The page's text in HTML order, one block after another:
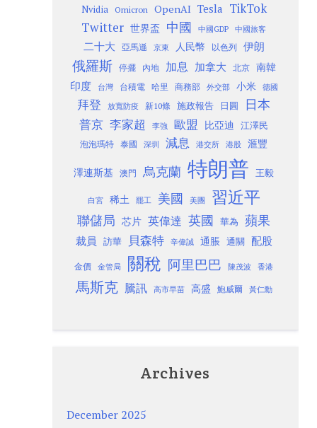
Nvidia Omicron OpenAI Tesla TikTok
Twitter 世界盃 中國 中國GDP 中國旅客
二十大 亞馬遜 京東 人民幣 以色列 伊朗
俄羅斯 停擺 內地 加息 加拿大 北京
南韓
印度
台灣 台積電 哈里 商務部 外交部 小米 德國
拜登 放寬防疫 新10條 施政報告 日圓 日本
普京 李家超 李強 歐盟 比亞迪 江澤民
泡泡瑪特 泰國 深圳 減息 港交所 港股 滙豐
澤連斯基 澳門 烏克蘭 特朗普 王毅
白宮 稀土 罷工 美國 美團 習近平
聯儲局 芯片 英偉達 英國 華為 蘋果
裁員 訪華 貝森特 辛偉誠 通脹 通關 配股
金價 金管局 關稅 阿里巴巴 陳茂波 香港
馬斯克 騰訊 高市早苗 高盛 鮑威爾 黃仁勳
Archives
December 2025